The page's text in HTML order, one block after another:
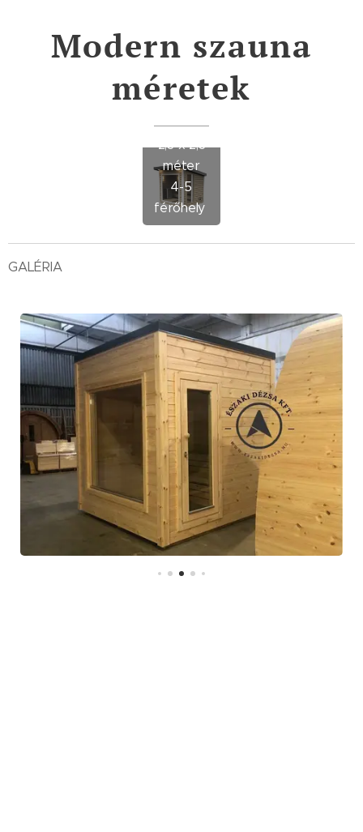
Modern szauna
méretek
2,3 x 2,3
méter
4-5
férőhely
GALÉRIA